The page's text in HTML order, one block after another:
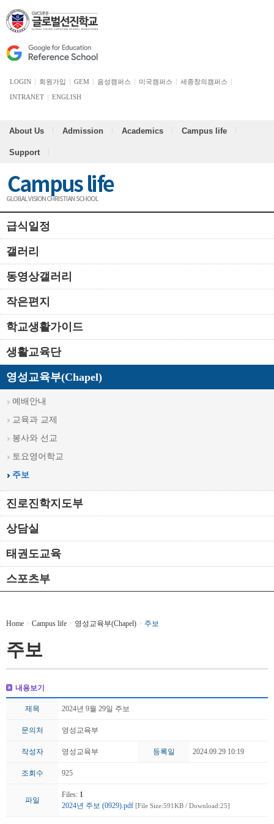
LOGIN 회원가입 GEM 음성캠퍼스 미국캠퍼스 세종창의캠퍼스
INTRANET ENGLISH
About Us Admission Academics Campus life
Support
급식일정
갤러리
동영상갤러리
작은편지
학교생활가이드
생활교육단
영성교육부(Chapel)
예배안내
교육과 교제
봉사와 선교
토요영어학교
주보
진로진학지도부
상담실
태권도교육
스포츠부
Home > Campus life > 영성교육부(Chapel) > 주보
주보
내용보기
제목 2024년 9월 29일 주보
문의처 영성교육부
작성자 영성교육부 등록일 2024.09.29 10:19
조회수 925
파일
Files: 1
2024년 주보 (0929).pdf [File Size:591KB / Download:25]